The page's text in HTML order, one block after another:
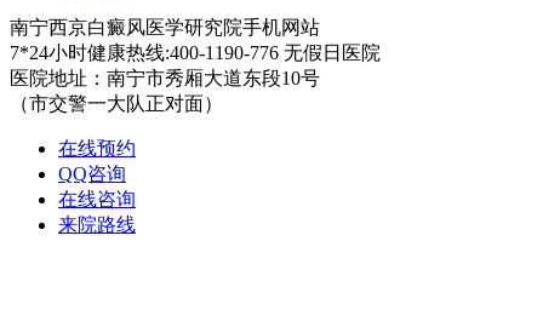
南宁西京白癜风医学研究院手机网站
7*24小时健康热线:400-1190-776 无假日医院
医院地址：南宁市秀厢大道东段10号
（市交警一大队正对面）
在线预约
QQ咨询
在线咨询
来院路线